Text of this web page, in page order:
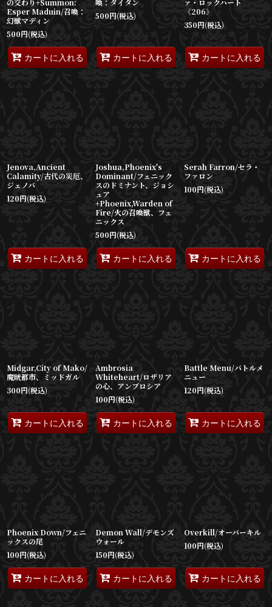
の交わり+Summon:
Esper Maduin/召喚：
幻獣マディン
500円(税込)
カートに入れる
喚：タイタン
500円(税込)
カートに入れる
ァ・ロックハート
《206》
350円(税込)
カートに入れる
Jenova,Ancient
Calamity/古代の災厄、
ジェノバ
120円(税込)
カートに入れる
Joshua,Phoenix's
Dominant/フェニック
スのドミナント、ジョシ
ュア
+Phoenix,Warden of
Fire/火の召喚獣、フェ
ニックス
500円(税込)
カートに入れる
Serah Farron/セラ・
ファロン
100円(税込)
カートに入れる
Midgar,City of Mako/
魔晄都市、ミッドガル
300円(税込)
カートに入れる
Ambrosia
Whiteheart/ロザリア
の心、アンブロシア
100円(税込)
カートに入れる
Battle Menu/バトルメ
ニュー
120円(税込)
カートに入れる
Phoenix Down/フェニ
ックスの尾
100円(税込)
カートに入れる
Demon Wall/デモンズ
ウォール
150円(税込)
カートに入れる
Overkill/オーバーキル
100円(税込)
カートに入れる